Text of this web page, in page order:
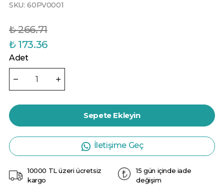
SKU: 60PV0001
₺ 266.71
₺ 173.36
Adet
Sepete Ekleyin
İletişime Geç
10000 TL üzeri ücretsiz
kargo
15 gün içinde iade
değişim